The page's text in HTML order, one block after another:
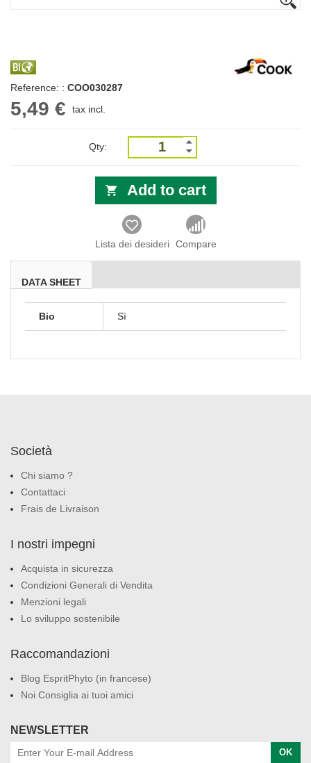
Reference: : COO030287
5,49 € tax incl.
Qty:
Add to cart
Lista dei desideri Compare
DATA SHEET
Bio Sì
Società
Chi siamo ?
Contattaci
Frais de Livraison
I nostri impegni
Acquista in sicurezza
Condizioni Generali di Vendita
Menzioni legali
Lo sviluppo sostenibile
Raccomandazioni
Blog EspritPhyto (in francese)
Noi Consiglia ai tuoi amici
NEWSLETTER
OK